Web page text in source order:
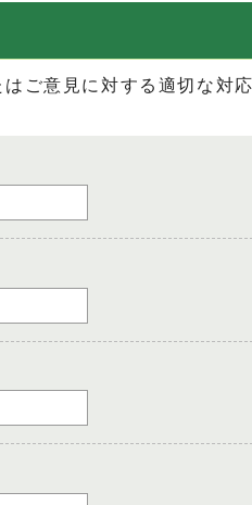
ご意見に対する適切な